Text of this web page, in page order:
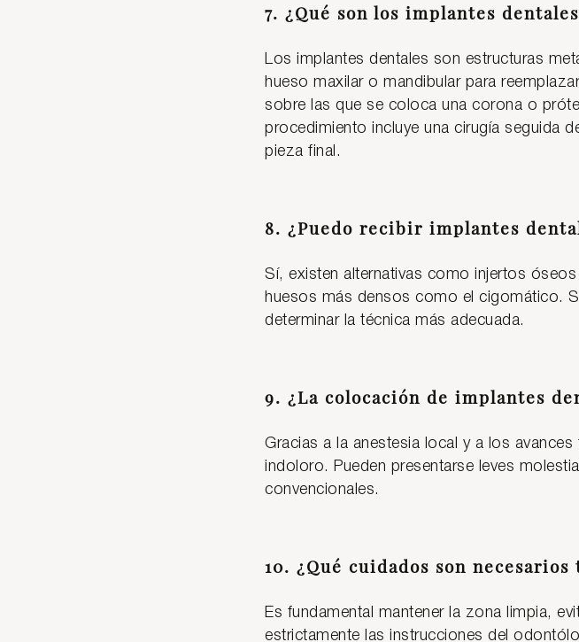
7. ¿Qué son los implantes
Los implantes dentales son estructuras
hueso maxilar o mandibular para
sobre las que se coloca una corona o
procedimiento incluye una cirugía seguida
pieza final.
8. ¿Puedo recibir implantes
Sí, existen alternativas como injertos
huesos más densos como el cigomático.
determinar la técnica más adecuada.
9. ¿La colocación de implantes
Gracias a la anestesia local y a los
indoloro. Pueden presentarse leves
convencionales.
10. ¿Qué cuidados son
Es fundamental mantener la zona limpia,
estrictamente las instrucciones del